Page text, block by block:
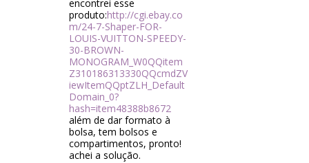
encontrei esse
produto:http://cgi.ebay.co
m/24-7-Shaper-FOR-
LOUIS-VUITTON-SPEEDY-
30-BROWN-
MONOGRAM_W0QQitem
Z310186313330QQcmdZV
iewItemQQptZLH_Default
Domain_0?
hash=item48388b8672
além de dar formato à
bolsa, tem bolsos e
compartimentos, pronto!
achei a solução.